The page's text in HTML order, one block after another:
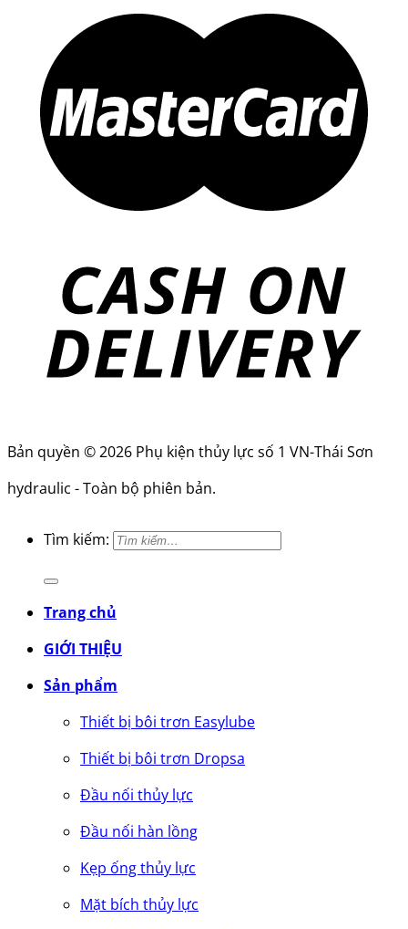
Bản quyền © 2026 Phụ kiện thủy lực số 1 VN-Thái Sơn
hydraulic - Toàn bộ phiên bản.
Tìm kiếm:
Trang chủ
GIỚI THIỆU
Sản phẩm
Thiết bị bôi trơn Easylube
Thiết bị bôi trơn Dropsa
Đầu nối thủy lực
Đầu nối hàn lồng
Kẹp ống thủy lực
Mặt bích thủy lực